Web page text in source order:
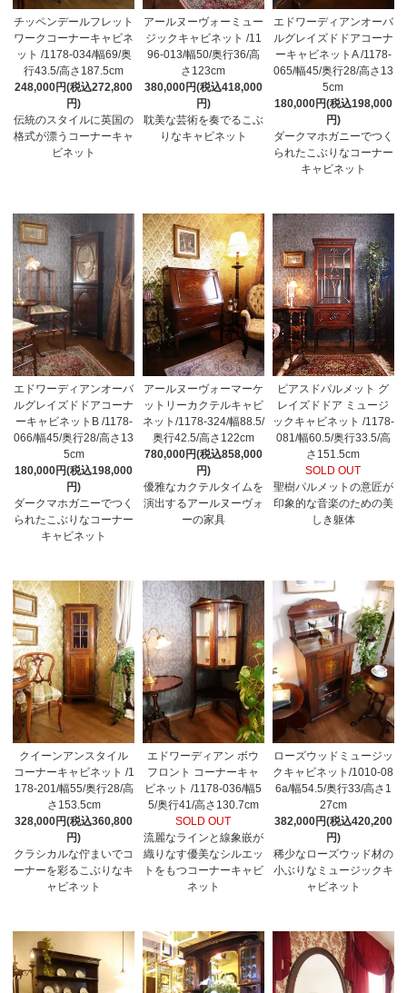
チッペンデールフレット
ワークコーナーキャビネ
ット /1178-034/幅69/奥
行43.5/高さ187.5cm
248,000円(税込272,800
円)
伝統のスタイルに英国の
格式が漂うコーナーキャ
ビネット
アールヌーヴォーミュー
ジックキャビネット /11
96-013/幅50/奥行36/高
さ123cm
380,000円(税込418,000
円)
耽美な芸術を奏でるこぶ
りなキャビネット
エドワーディアンオーバ
ルグレイズドドアコーナ
ーキャビネットA /1178-
065/幅45/奥行28/高さ13
5cm
180,000円(税込198,000
円)
ダークマホガニーでつく
られたこぶりなコーナー
キャビネット
エドワーディアンオーバ
ルグレイズドドアコーナ
ーキャビネットB /1178-
066/幅45/奥行28/高さ13
5cm
180,000円(税込198,000
円)
ダークマホガニーでつく
られたこぶりなコーナー
キャビネット
アールヌーヴォーマーケ
ットリーカクテルキャビ
ネット/1178-324/幅88.5/
奥行42.5/高さ122cm
780,000円(税込858,000
円)
優雅なカクテルタイムを
演出するアールヌーヴォ
ーの家具
ピアスドパルメット グ
レイズドドア ミュージ
ックキャビネット /1178-
081/幅60.5/奥行33.5/高
さ151.5cm
SOLD OUT
聖樹パルメットの意匠が
印象的な音楽のための美
しき躯体
クイーンアンスタイル
コーナーキャビネット /1
178-201/幅55/奥行28/高
さ153.5cm
328,000円(税込360,800
円)
クラシカルな佇まいでコ
ーナーを彩るこぶりなキ
ャビネット
エドワーディアン ボウ
フロント コーナーキャ
ビネット /1178-036/幅5
5/奥行41/高さ130.7cm
SOLD OUT
流麗なラインと線象嵌が
織りなす優美なシルエッ
トをもつコーナーキャビ
ネット
ローズウッドミュージッ
クキャビネット/1010-08
6a/幅54.5/奥行33/高さ1
27cm
382,000円(税込420,200
円)
稀少なローズウッド材の
小ぶりなミュージックキ
ャビネット